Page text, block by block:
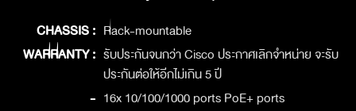
CHASSIS : Rack-mountable
WARRANTY : รับประกันจนกว่า Cisco ประกาศเลิกจำหน่าย จะรับ
ประกันต่อให้อีกไม่เกิน 5 ปี
- 16x 10/100/1000 ports PoE+ ports